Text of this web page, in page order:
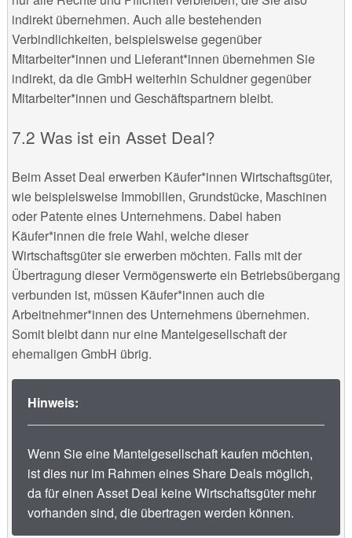
indirekt übernehmen. Auch alle bestehenden
Verbindlichkeiten, beispielsweise gegenüber
Mitarbeiter*innen und Lieferant*innen übernehmen Sie
indirekt, da die GmbH weiterhin Schuldner gegenüber
Mitarbeiter*innen und Geschäftspartnern bleibt.
Was ist ein Asset Deal?
Beim Asset Deal erwerben Käufer*innen Wirtschaftsgüter,
wie beispielsweise Immobilien, Grundstücke, Maschinen
oder Patente eines Unternehmens. Dabei haben
Käufer*innen die freie Wahl, welche dieser
Wirtschaftsgüter sie erwerben möchten. Falls mit der
Übertragung dieser Vermögenswerte ein Betriebsübergang
verbunden ist, müssen Käufer*innen auch die
Arbeitnehmer*innen des Unternehmens übernehmen.
Somit bleibt dann nur eine Mantelgesellschaft der
ehemaligen GmbH übrig.
Hinweis:
Wenn Sie eine Mantelgesellschaft kaufen möchten,
ist dies nur im Rahmen eines Share Deals möglich,
da für einen Asset Deal keine Wirtschaftsgüter mehr
vorhanden sind, die übertragen werden können.